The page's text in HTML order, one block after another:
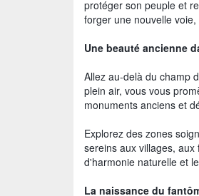
protéger son peuple et
forger une nouvelle
Une beauté ancienne
Allez au-delà du champ
plein air, vous vous
monuments anciens et
Explorez des zones
sereins aux villages,
d'harmonie naturelle et
La naissance du